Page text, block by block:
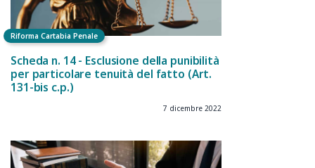
Riforma Cartabia Penale
Scheda n. 14 - Esclusione della punibilità
per particolare tenuità del fatto (Art.
131-bis c.p.)
7 dicembre 2022